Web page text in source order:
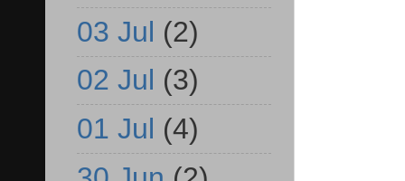
03 Jul (2)
02 Jul (3)
01 Jul (4)